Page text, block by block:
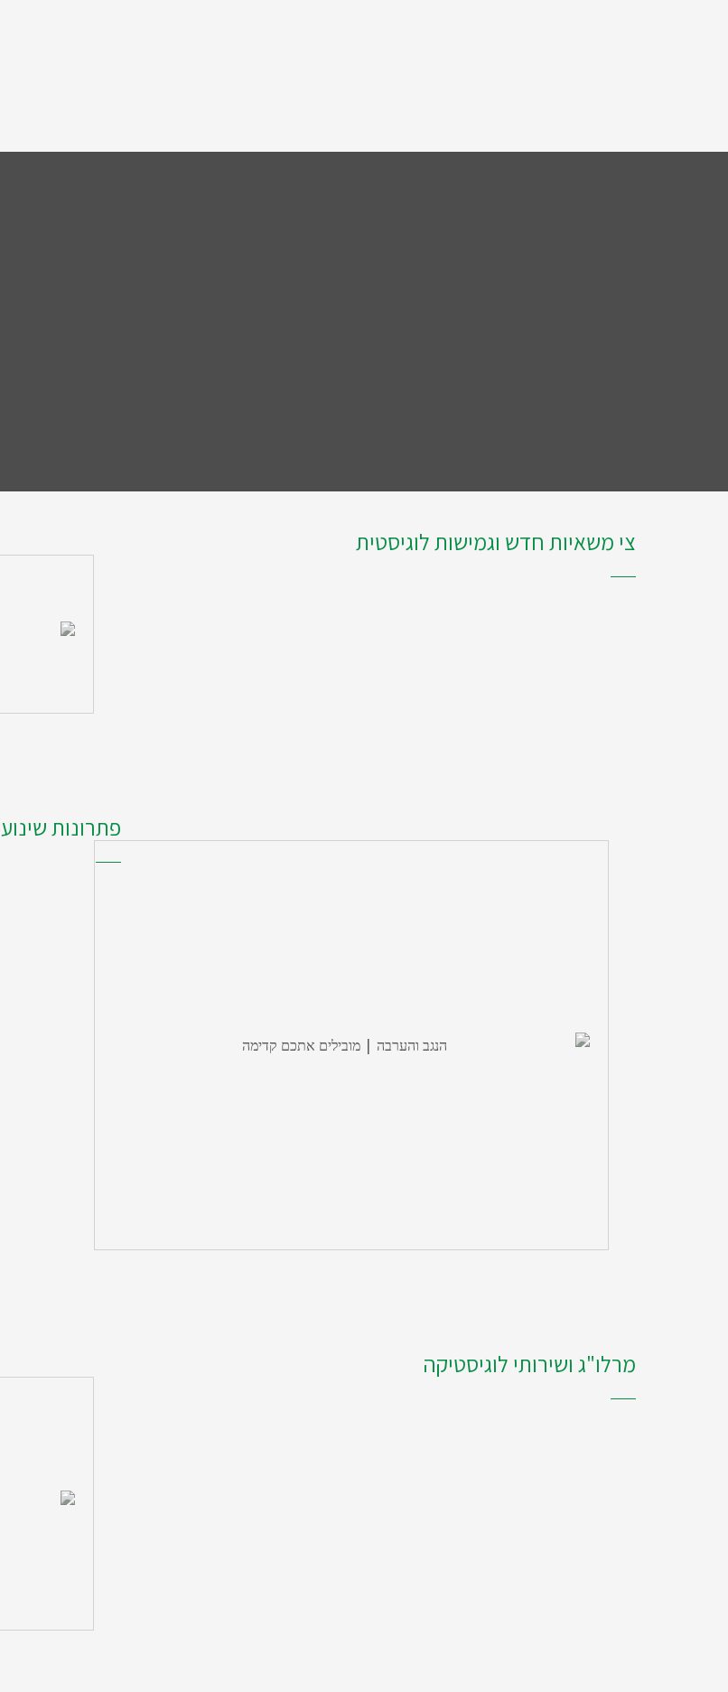
צי משאיות חדש וגמישות לוגיסטית
פתרונות
מרלו"ג ושירותי לוגיסטיקה